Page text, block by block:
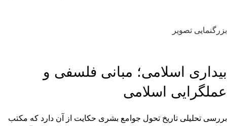
بزرگنمایی تصویر
بیداری اسلامی؛ مبانی فلسفی و
عملگرایی اسلامی
بررسی تحلیلی تاریخ تحول جوامع بشری حکایت از آن دارد که مکتب